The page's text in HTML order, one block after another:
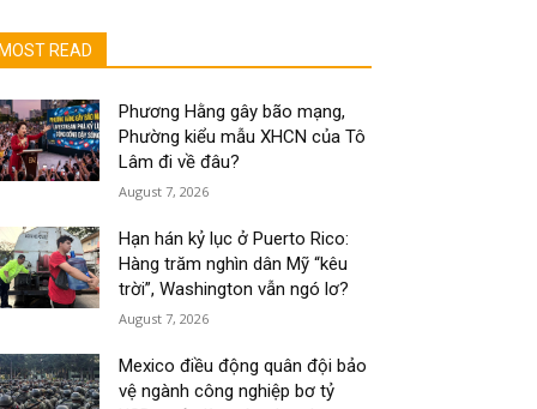
MOST READ
Phương Hằng gây bão mạng,
Phường kiểu mẫu XHCN của Tô
Lâm đi về đâu?
August 7, 2026
Hạn hán kỷ lục ở Puerto Rico:
Hàng trăm nghìn dân Mỹ “kêu
trời”, Washington vẫn ngó lơ?
August 7, 2026
Mexico điều động quân đội bảo
vệ ngành công nghiệp bơ tỷ